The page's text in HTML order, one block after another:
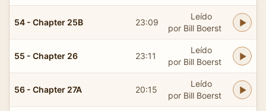
54 - Chapter 25B 23:09
Leído
por Bill Boerst
55 - Chapter 26 23:11
Leído
por Bill Boerst
56 - Chapter 27A 20:15
Leído
por Bill Boerst